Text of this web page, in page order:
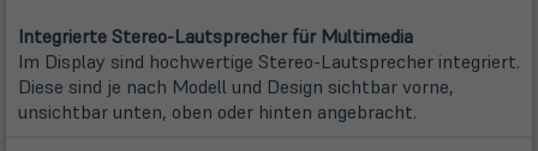
Integrierte Stereo-Lautsprecher für Multimedia
Im Display sind hochwertige Stereo-Lautsprecher integriert.
Diese sind je nach Modell und Design sichtbar vorne,
unsichtbar unten, oben oder hinten angebracht.